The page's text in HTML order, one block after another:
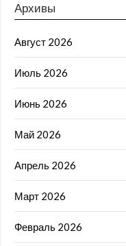
Архивы
Август 2026
Июль 2026
Июнь 2026
Май 2026
Апрель 2026
Март 2026
Февраль 2026